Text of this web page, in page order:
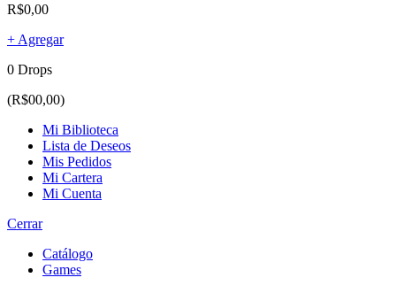
R$0,00
+ Agregar
0 Drops
(R$00,00)
Mi Biblioteca
Lista de Deseos
Mis Pedidos
Mi Cartera
Mi Cuenta
Cerrar
Catálogo
Games